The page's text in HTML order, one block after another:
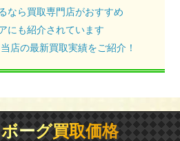
なら買取専門店がおすすめ
にも紹介されています
店の最新買取実績をご紹介！
ーグ買取価格